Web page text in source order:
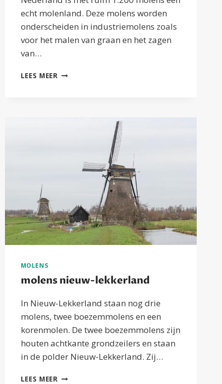
echt molenland. Deze molens worden
onderscheiden in industriemolens zoals
voor het malen van graan en het zagen
van…
LEES MEER SOORTEN
MOLENS
molens nieuw-lekkerland
In Nieuw-Lekkerland staan nog drie
molens, twee boezemmolens en een
korenmolen. De twee boezemmolens zijn
houten achtkante grondzeilers en staan
in de polder Nieuw-Lekkerland. Zij…
LEES MEER MOLENS